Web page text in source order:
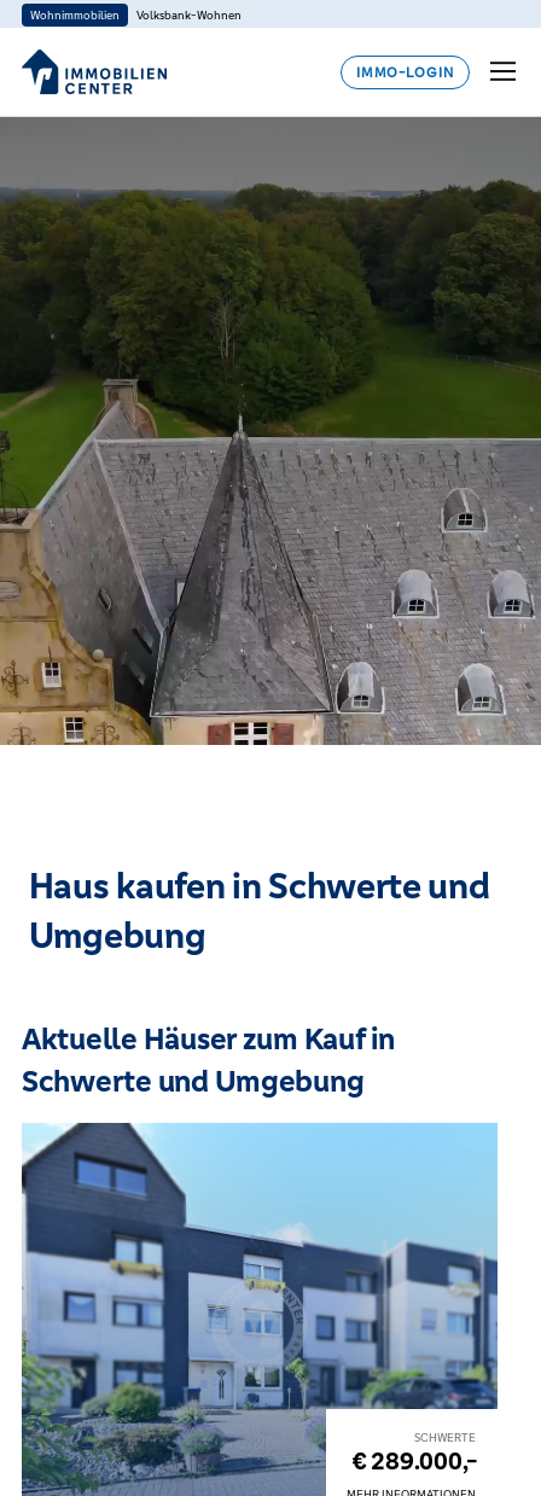
Wohnimmobilien Volksbank-Wohnen
IMMO-LOGIN
Haus kaufen in Schwerte und
Umgebung
Aktuelle Häuser zum Kauf in
Schwerte und Umgebung
SCHWERTE
€ 289.000,-